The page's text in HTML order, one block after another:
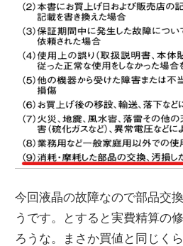
今回液晶の故障なので部品交
うです。とすると実費精算の
ろうな。まさか買値と同じく